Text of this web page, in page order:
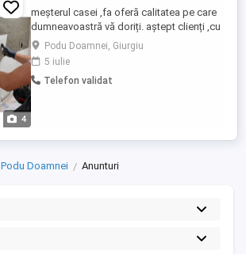
4
meșterul casei ,fa oferă calitatea pe care
dumneavoastră vă doriți. aștept clienți ,cu
proiecte Case ,apartamente ,etc.
Seriozitate maximă. .
Podu Doamnei, Giurgiu
5 iulie
Telefon validat
Podu Doamnei Anunturi